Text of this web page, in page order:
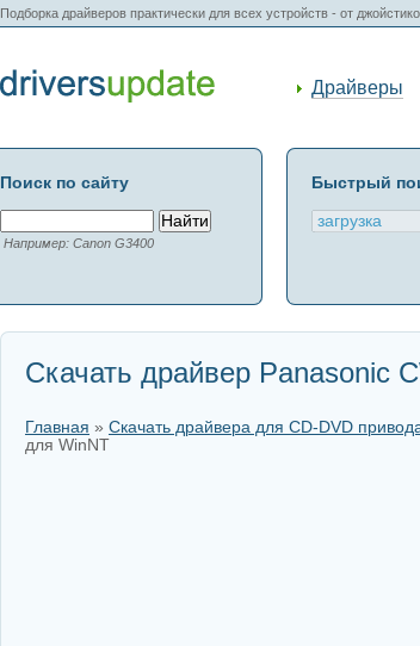
Подборка драйверов практически для всех устройств - от
Драйверы
Поиск по сайту
Например: Canon G3400
Быстрый
Скачать драйвер Panasonic
Главная » Скачать драйвера для CD-DVD
для WinNT